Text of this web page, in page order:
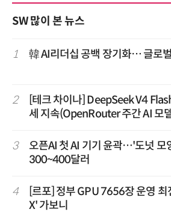
SW 많이 본 뉴스
1 韓 AI리더십 공백 장기화… 글로
2
[테크 차이나] DeepSeek V4
세 지속(OpenRouter 주간 AI 모
3
오픈AI 첫 AI 기기 윤곽…'도넛 모
300~400달러
4
[르포] 정부 GPU 7656장 운영
X' 가보니